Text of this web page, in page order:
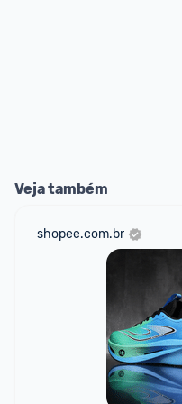
Veja também
shopee.com.br